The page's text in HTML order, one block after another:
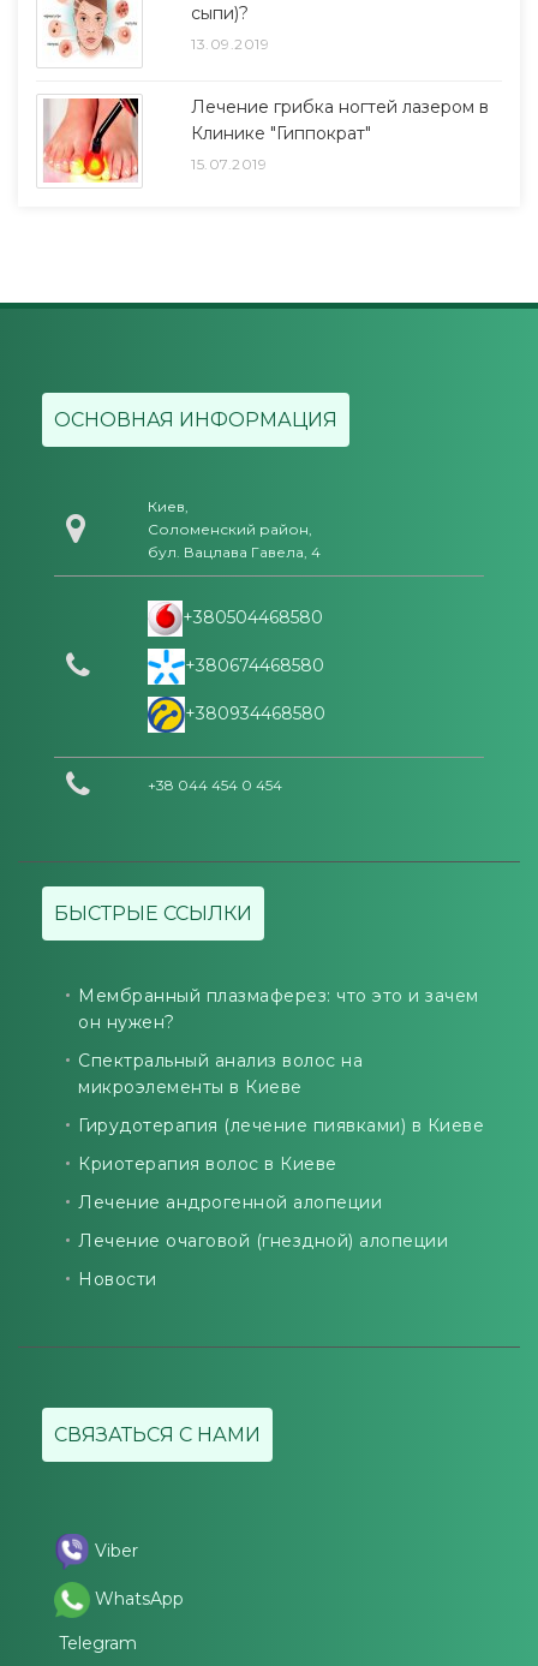
сыпи)?
13.09.2019
Лечение грибка ногтей лазером в
Клинике "Гиппократ"
15.07.2019
ОСНОВНАЯ ИНФОРМАЦИЯ
Киев,
Соломенский район,
бул. Вацлава Гавела, 4
+380504468580
+380674468580
+380934468580
+38 044 454 0 454
БЫСТРЫЕ ССЫЛКИ
Мембранный плазмаферез: что это и зачем
он нужен?
Спектральный анализ волос на
микроэлементы в Киеве
Гирудотерапия (лечение пиявками) в Киеве
Криотерапия волос в Киеве
Лечение андрогенной алопеции
Лечение очаговой (гнездной) алопеции
Новости
СВЯЗАТЬСЯ С НАМИ
Viber
WhatsApp
Telegram